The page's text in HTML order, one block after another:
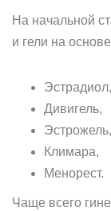
На начальной
и гели на
Эстрадиол,
Дивигель,
Эстрожель,
Климара,
Менорест.
Чаще всего